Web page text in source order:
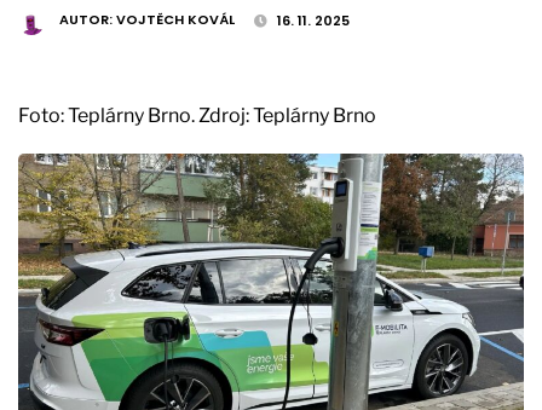
AUTOR:VOJTĚCH KOVÁL 16. 11. 2025
Foto: Teplárny Brno. Zdroj: Teplárny Brno